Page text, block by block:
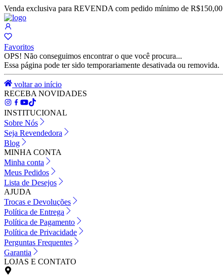
Venda exclusiva para REVENDA com pedido mínimo de R$150,00
Favoritos
OPS! Não conseguimos encontrar o que você procura...
Essa página pode ter sido temporariamente desativada ou removida.
voltar ao início
RECEBA NOVIDADES
INSTITUCIONAL
Sobre Nós
Seja Revendedora
Blog
MINHA CONTA
Minha conta
Meus Pedidos
Lista de Desejos
AJUDA
Trocas e Devoluções
Política de Entrega
Política de Pagamento
Política de Privacidade
Perguntas Frequentes
Garantia
LOJAS E CONTATO